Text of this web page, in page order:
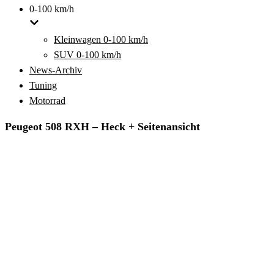
0-100 km/h
Kleinwagen 0-100 km/h
SUV 0-100 km/h
News-Archiv
Tuning
Motorrad
Peugeot 508 RXH – Heck + Seitenansicht